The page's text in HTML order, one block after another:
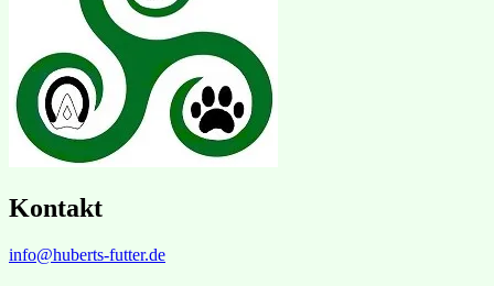
Kontakt
info@huberts-futter.de